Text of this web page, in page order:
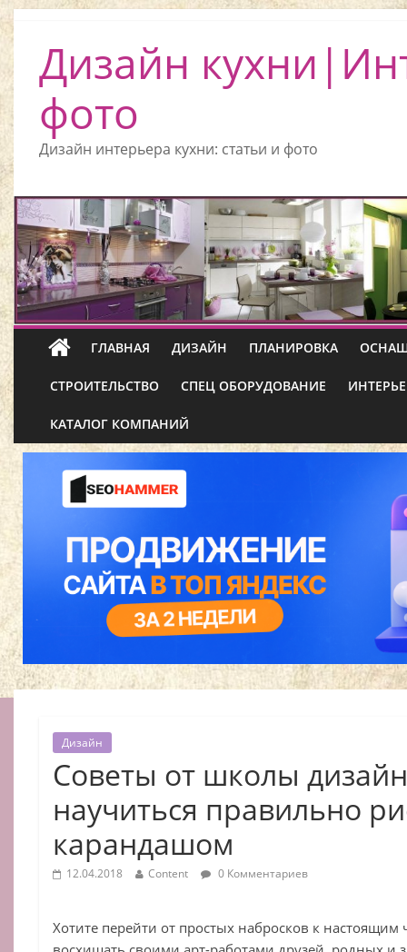
Дизайн
фото
Дизайн интерьера кухни: статьи и фото
ГЛАВНАЯ ДИЗАЙН ПЛАНИРОВКА
СТРОИТЕЛЬСТВО СПЕЦ ОБОРУДОВАНИЕ
КАТАЛОГ КОМПАНИЙ
Дизайн
Советы от школы
научиться правильно
карандашом
12.04.2018 Content 0 Комментариев
Хотите перейти от простых набросков к